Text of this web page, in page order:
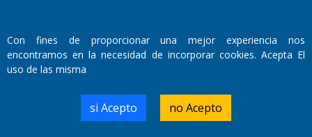
Domicilio Legal: José Ingenieros 855,
Santa Rosa, La Pampa.
RL-2019-55551274-APN-DNDA#MJ
Con fines de proporcionar una mejor experiencia nos
encontramos en la necesidad de incorporar cookies. Acepta El
uso de las misma
si Acepto no Acepto